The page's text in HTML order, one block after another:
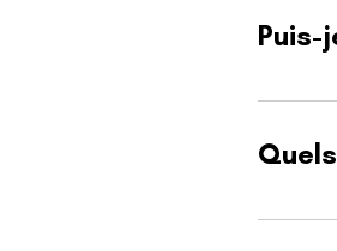
Puis-
Oui,
Nous